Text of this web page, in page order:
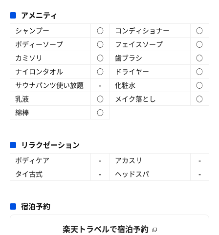
アメニティ
シャンプー ○ コンディショナー
○
ボディーソープ
○ フェイスソープ
○
カミソリ
○ 歯ブラシ
○
ナイロンタオル
○ ドライヤー
○
サウナパンツ使い放題
- 化粧水
○
乳液
○ メイク落とし
○
綿棒
○
リラクゼーション
ボディケア - アカスリ
-
タイ古式
- ヘッドスパ -
宿泊予約
楽天トラベルで宿泊予約